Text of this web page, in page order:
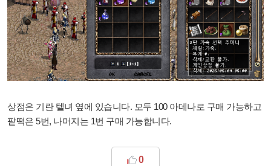
상점은 기란 텔녀 옆에 있습니다. 모두 100 아데나로 구매 가능하고
팥떡은 5번, 나머지는 1번 구매 가능합니다.
0